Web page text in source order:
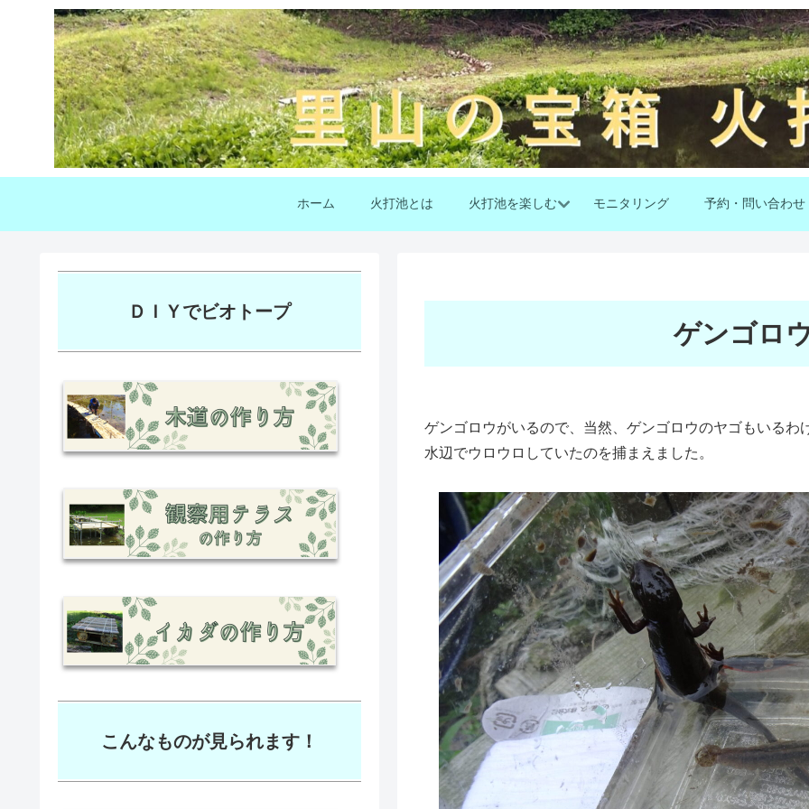
ホーム 火打池とは 火打池を楽しむ モニタリング 予約・問い合わせ
ゲンゴロ
ゲンゴロウがいるので、当然、ゲンゴロウのヤゴもいるわ
水辺でウロウロしていたのを捕まえました。
ＤＩＹでビオトープ
こんなものが見られます！